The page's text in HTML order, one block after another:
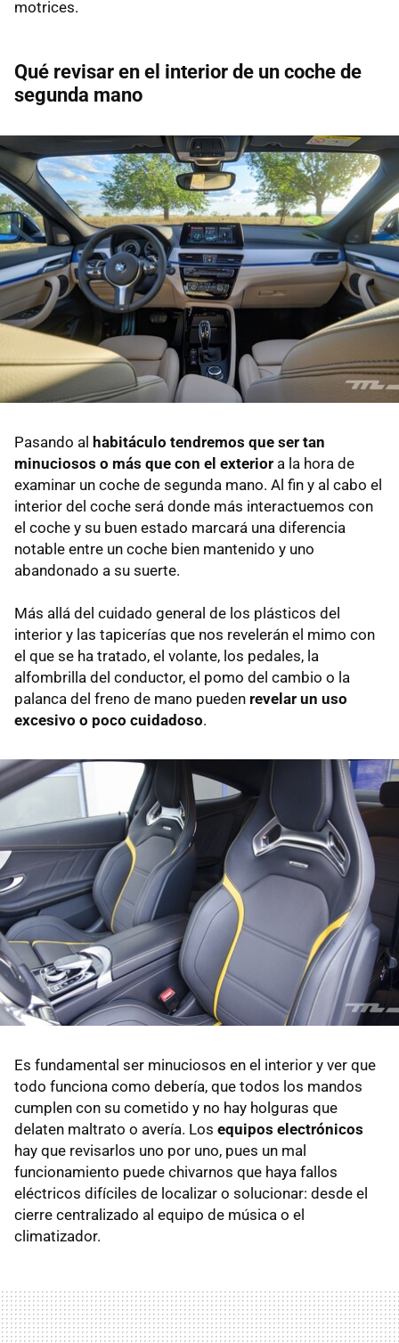
motrices.
Qué revisar en el interior de un coche de
segunda mano
Pasando al habitáculo tendremos que ser tan
minuciosos o más que con el exterior a la hora de
examinar un coche de segunda mano. Al fin y al cabo el
interior del coche será donde más interactuemos con
el coche y su buen estado marcará una diferencia
notable entre un coche bien mantenido y uno
abandonado a su suerte.
Más allá del cuidado general de los plásticos del
interior y las tapicerías que nos revelerán el mimo con
el que se ha tratado, el volante, los pedales, la
alfombrilla del conductor, el pomo del cambio o la
palanca del freno de mano pueden revelar un uso
excesivo o poco cuidadoso.
Es fundamental ser minuciosos en el interior y ver que
todo funciona como debería, que todos los mandos
cumplen con su cometido y no hay holguras que
delaten maltrato o avería. Los equipos electrónicos
hay que revisarlos uno por uno, pues un mal
funcionamiento puede chivarnos que haya fallos
eléctricos difíciles de localizar o solucionar: desde el
cierre centralizado al equipo de música o el
climatizador.